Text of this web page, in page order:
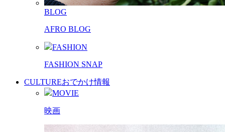
BLOG
AFRO BLOG
FASHION
FASHION SNAP
CULTUREおでかけ情報
MOVIE
映画